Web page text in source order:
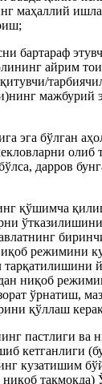
маҳаллий
бартараф
айрим
мажбурий
эга бўлган
дарров
қўшимча
режимини
тарқатилишини
ниқоб
ўрнатиш,
қўллаш
пастлиги ва
кетганлиги
кузатишим
тақмоқда)